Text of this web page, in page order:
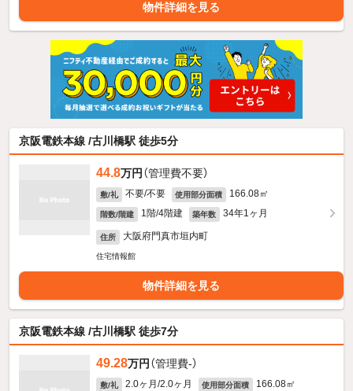
物件詳細を見る
京阪電鉄本線 /古川橋駅 徒歩5分
44.8万円 （管理費不要）
敷/礼 不要/不要 使用部分面積 166.08㎡
階数/階建 1階/4階建 築年数 34年1ヶ月
住所 大阪府門真市垣内町
住宅情報館
物件詳細を見る
京阪電鉄本線 /古川橋駅 徒歩7分
49.28万円 （管理費-）
敷/礼 2.0ヶ月/2.0ヶ月 使用部分面積 166.08㎡